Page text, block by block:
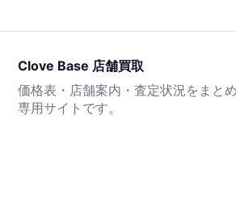
Clove Base 店舗買取
価格表・店舗案内・査定状況をまと
専用サイトです。